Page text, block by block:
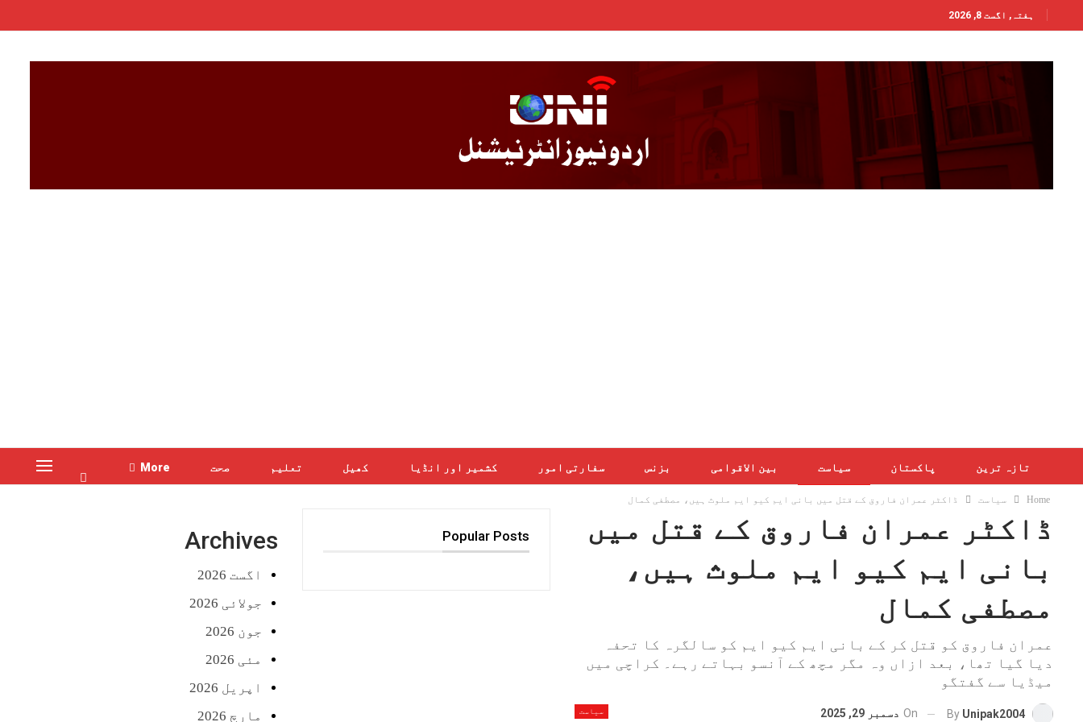
ہفتہ, اگست 8, 2026
تازہ ترین پاکستان سیاست بین الاقوامی بزنس سفارتی امور کشمیر اور انڈیا کھیل تعلیم صحت More
Home سیاست ڈاکٹر عمران فاروق کے قتل میں بانی ایم کیو ایم ملوث ہیں، مصطفی کمال
ڈاکٹر عمران فاروق کے قتل میں
بانی ایم کیو ایم ملوث ہیں،
مصطفی کمال
عمران فاروق کو قتل کر کے بانی ایم کیو ایم کو سالگرہ کا تحفہ
دیا گیا تھا، بعد ازاں وہ مگر مچھ کے آنسو بہاتے رہے۔ کراچی میں
میڈیا سے گفتگو
سیاست By Unipak2004
On دسمبر 29, 2025
Popular Posts
Archives
اگست 2026
جولائی 2026
جون 2026
مئی 2026
اپریل 2026
مارچ 2026